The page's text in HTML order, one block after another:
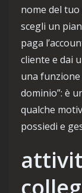
nome del
scegli un
paga
cliente e dai
una funzione
dominio”: è
qualche
possiedi e